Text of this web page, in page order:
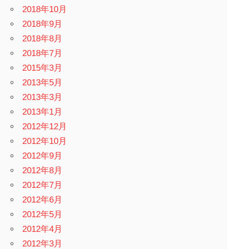
2018年10月
2018年9月
2018年8月
2018年7月
2015年3月
2013年5月
2013年3月
2013年1月
2012年12月
2012年10月
2012年9月
2012年8月
2012年7月
2012年6月
2012年5月
2012年4月
2012年3月